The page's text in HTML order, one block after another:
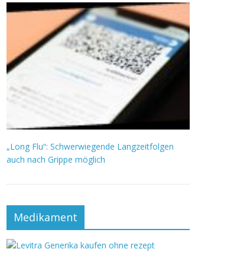
„Long Flu“: Schwerwiegende Langzeitfolgen
auch nach Grippe möglich
Medikament